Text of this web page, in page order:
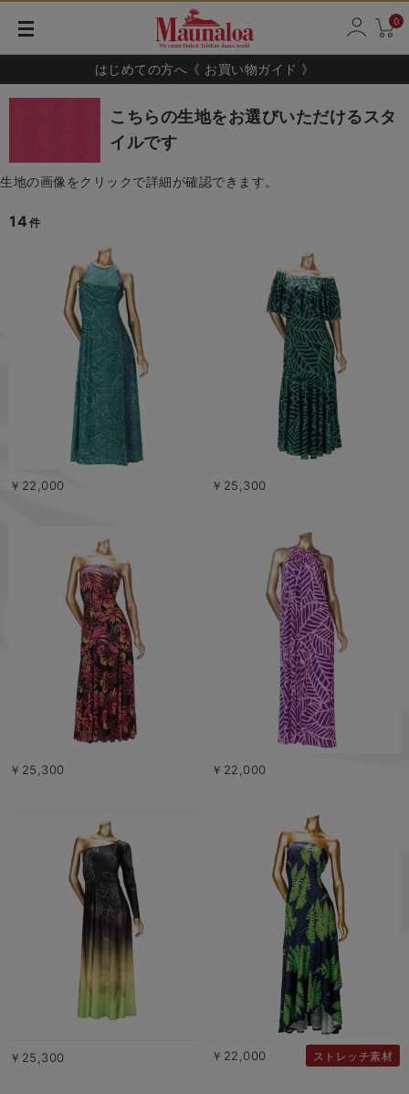
0
はじめての方へ《 お買い物ガイド 》
こちらの生地をお選びいただけるスタ
イルです
生地の画像をクリックで詳細が確認できます。
14 件
￥22,000 ￥25,300
￥25,300 ￥22,000
￥25,300 ￥22,000 ストレッチ素材